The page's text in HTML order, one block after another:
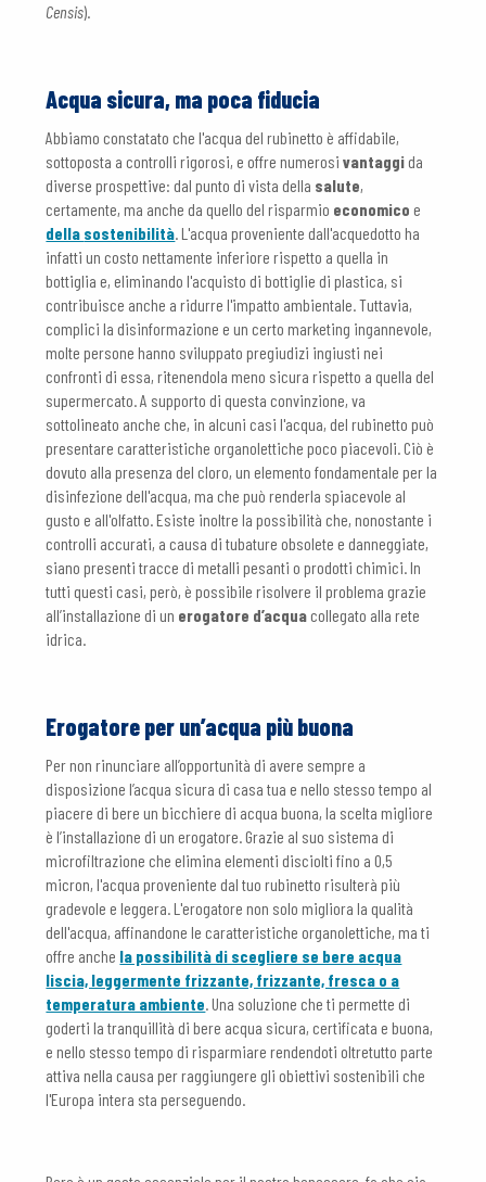
Censis).
Acqua sicura, ma poca fiducia
Abbiamo constatato che l'acqua del rubinetto è affidabile,
sottoposta a controlli rigorosi, e offre numerosivantaggida
diverse prospettive: dal punto di vista della salute,
certamente, ma anche da quello del risparmio economico e
della sostenibilità. L'acqua proveniente dall'acquedotto ha
infatti un costo nettamente inferiore rispetto a quella in
bottiglia e, eliminando l'acquisto di bottiglie di plastica, si
contribuisce anche a ridurre l'impatto ambientale. Tuttavia,
complici la disinformazione e un certo marketing ingannevole,
molte persone hanno sviluppato pregiudizi ingiusti nei
confronti di essa, ritenendola meno sicura rispetto a quella del
supermercato. A supporto di questa convinzione, va
sottolineato anche che, in alcuni casi l'acqua, del rubinetto può
presentare caratteristiche organolettiche poco piacevoli. Ciò è
dovuto alla presenza del cloro, un elemento fondamentale per la
disinfezione dell'acqua, ma che può renderla spiacevole al
gusto e all'olfatto. Esiste inoltre la possibilità che, nonostante i
controlli accurati, a causa di tubature obsolete e danneggiate,
siano presenti tracce di metalli pesanti o prodotti chimici. In
tutti questi casi, però, è possibile risolvere il problema grazie
all’installazione di un erogatore d’acquacollegato alla rete
idrica.
Erogatore per un’acqua più buona
Per non rinunciare all’opportunità di avere sempre a
disposizione l’acqua sicura di casa tua e nello stesso tempo al
piacere di bere un bicchiere di acqua buona, la scelta migliore
è l’installazione di un erogatore. Grazie al suo sistema di
microfiltrazione che elimina elementi disciolti fino a 0,5
micron, l'acqua proveniente dal tuo rubinetto risulterà più
gradevole e leggera. L'erogatore non solo migliora la qualità
dell'acqua, affinandone le caratteristiche organolettiche, ma ti
offre anche la possibilità di scegliere se bere acqua
liscia, leggermente frizzante, frizzante, fresca o a
temperatura ambiente. Una soluzione che ti permette di
goderti la tranquillità di bere acqua sicura, certificata e buona,
e nello stesso tempo di risparmiare rendendoti oltretutto parte
attiva nella causa per raggiungere gli obiettivi sostenibili che
l'Europa intera sta perseguendo.